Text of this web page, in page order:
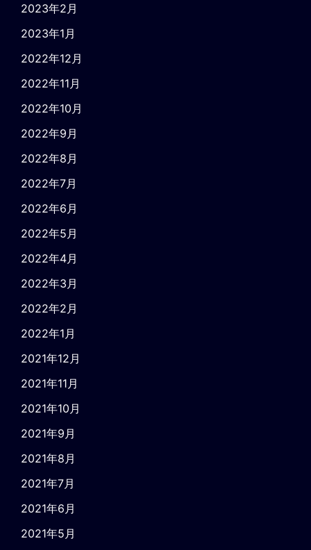
2023年2月
2023年1月
2022年12月
2022年11月
2022年10月
2022年9月
2022年8月
2022年7月
2022年6月
2022年5月
2022年4月
2022年3月
2022年2月
2022年1月
2021年12月
2021年11月
2021年10月
2021年9月
2021年8月
2021年7月
2021年6月
2021年5月